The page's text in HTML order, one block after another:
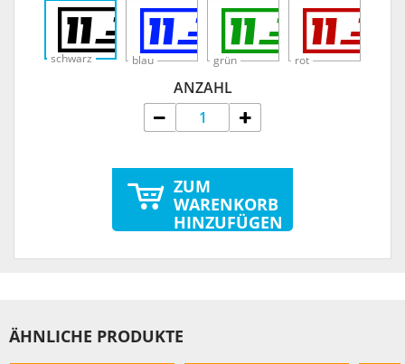
schwarz blau grün rot
ANZAHL
ZUM
WARENKORB
HINZUFÜGEN
ÄHNLICHE PRODUKTE